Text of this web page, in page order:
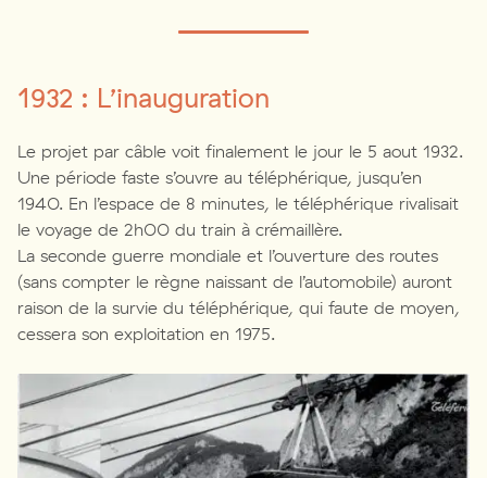
1932 : L’inauguration
Le projet par câble voit finalement le jour le 5 aout 1932.
Une période faste s’ouvre au téléphérique, jusqu’en
1940. En l’espace de 8 minutes, le téléphérique rivalisait
le voyage de 2h00 du train à crémaillère.
La seconde guerre mondiale et l’ouverture des routes
(sans compter le règne naissant de l’automobile) auront
raison de la survie du téléphérique, qui faute de moyen,
cessera son exploitation en 1975.